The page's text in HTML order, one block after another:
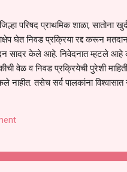
परिषद प्राथमिक शाळा,
घेत निवड प्रक्रिया रद्द करून
सादर केले आहे. निवेदनात म्हटले
वेळ व निवड प्रक्रियेची पुरेशी
तसेच सर्व पालकांना विश्वासात
अशी मागणी पालकांनी केली आहे. या
परतूर यांनाही पाठविण्यात